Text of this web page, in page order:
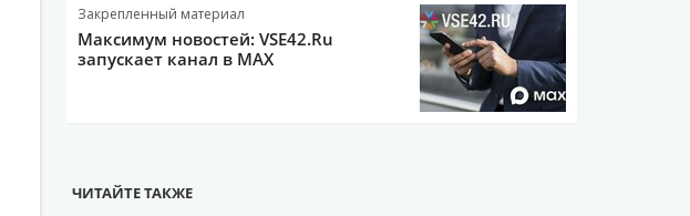
Закрепленный материал
Максимум новостей: VSE42.Ru
запускает канал в MAX
ЧИТАЙТЕ ТАКЖЕ